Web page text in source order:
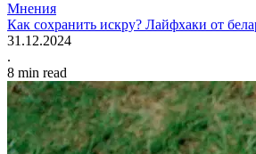
Мнения
Как сохранить искру? Лайфхаки от
31.12.2024
.
8 min read